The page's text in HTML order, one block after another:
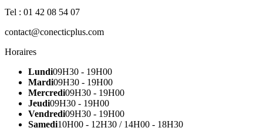
Tel : 01 42 08 54 07
contact@conecticplus.com
Horaires
Lundi09H30 - 19H00
Mardi09H30 - 19H00
Mercredi09H30 - 19H00
Jeudi09H30 - 19H00
Vendredi09H30 - 19H00
Samedi10H00 - 12H30 / 14H00 - 18H30